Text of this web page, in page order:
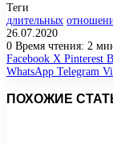
Теги
длительных
26.07.2020
0 Время чтения: 2
Facebook X Pinterest
WhatsApp Telegram
ПОХОЖИЕ